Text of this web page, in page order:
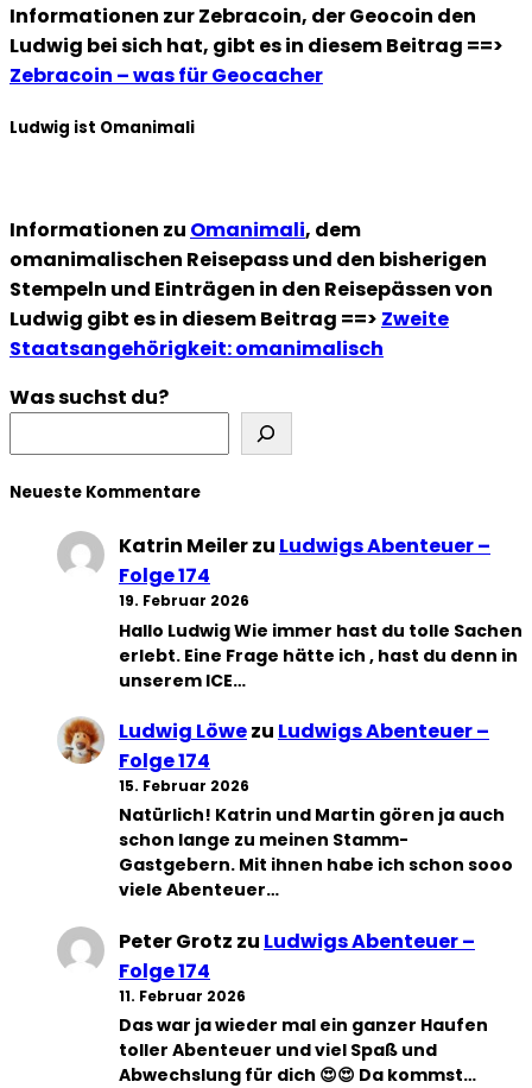
Informationen zur Zebracoin, der Geocoin den
Ludwig bei sich hat, gibt es in diesem Beitrag ==>
Zebracoin – was für Geocacher
Ludwig ist Omanimali
Informationen zu Omanimali, dem
omanimalischen Reisepass und den bisherigen
Stempeln und Einträgen in den Reisepässen von
Ludwig gibt es in diesem Beitrag ==> Zweite
Staatsangehörigkeit: omanimalisch
Was suchst du?
Neueste Kommentare
Katrin Meilerzu Ludwigs Abenteuer –
Folge 174
19. Februar 2026
Hallo Ludwig Wie immer hast du tolle Sachen
erlebt. Eine Frage hätte ich , hast du denn in
unserem ICE…
Ludwig Löwezu Ludwigs Abenteuer –
Folge 174
15. Februar 2026
Natürlich! Katrin und Martin gören ja auch
schon lange zu meinen Stamm-
Gastgebern. Mit ihnen habe ich schon sooo
viele Abenteuer…
Peter Grotz zu Ludwigs Abenteuer –
Folge 174
11. Februar 2026
Das war ja wieder mal ein ganzer Haufen
toller Abenteuer und viel Spaß und
Abwechslung für dich 😍😍 Da kommst…